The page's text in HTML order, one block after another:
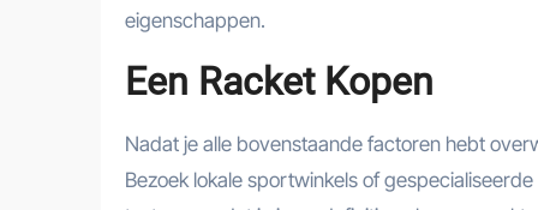
eigenschappen.
Een Racket Kopen
Nadat je alle bovenstaande factoren hebt
Bezoek lokale sportwinkels of